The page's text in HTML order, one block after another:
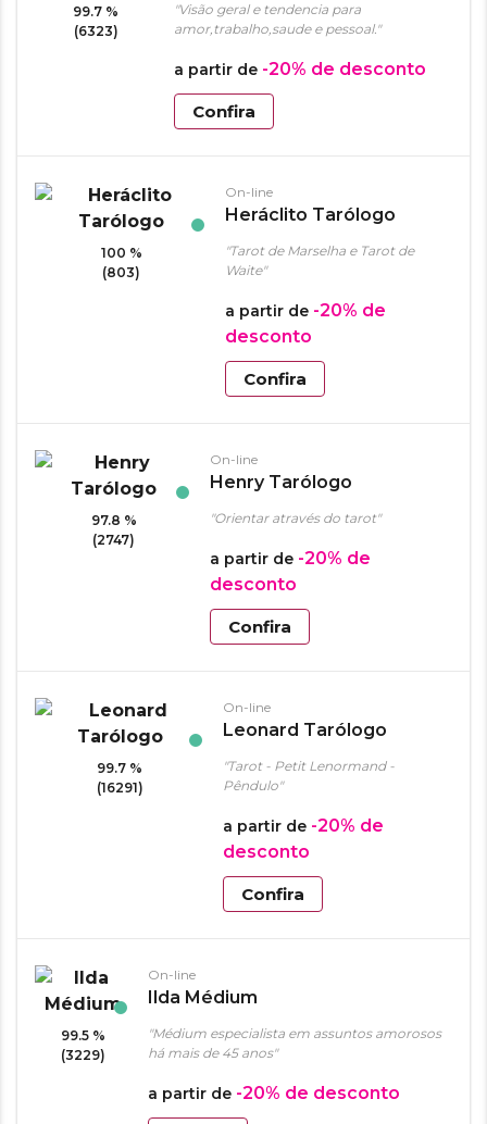
99.7 %
(6323)
"Visão geral e tendencia para
amor,trabalho,saude e pessoal."
a partir de -20% de desconto
Confira
100 %
(803)
On-line
Heráclito Tarólogo
"Tarot de Marselha e Tarot de
Waite"
a partir de -20% de
desconto
Confira
97.8 %
(2747)
On-line
Henry Tarólogo
"Orientar através do tarot"
a partir de -20% de
desconto
Confira
99.7 %
(16291)
On-line
Leonard Tarólogo
"Tarot - Petit Lenormand -
Pêndulo"
a partir de -20% de
desconto
Confira
99.5 %
(3229)
On-line
Ilda Médium
"Médium especialista em assuntos amorosos
há mais de 45 anos"
a partir de -20% de desconto